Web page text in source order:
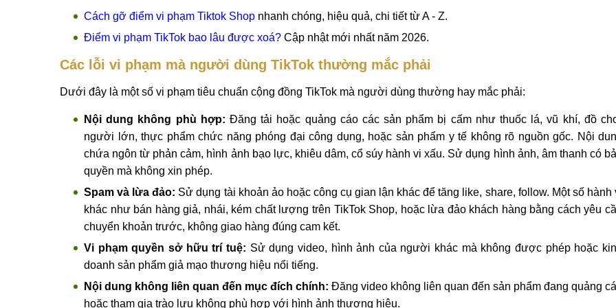
Cách gỡ điểm vi phạm Tiktok Shop nhanh chóng, hiệu quả, chi tiết từ A - Z.
Điểm vi phạm TikTok bao lâu được xoá? Cập nhật mới nhất năm 2026.
Các lỗi vi phạm mà người dùng TikTok thường mắc phải
Dưới đây là một số vi phạm tiêu chuẩn cộng đồng TikTok mà người dùng thường hay mắc phải:
Nội dung không phù hợp: Đăng tải hoặc quảng cáo các sản phẩm bị cấm như thuốc lá, vũ khí, đồ
người lớn, thực phẩm chức năng phóng đại công dụng, hoặc sản phẩm y tế không rõ nguồn gốc. Nội
chứa ngôn từ phản cảm, hình ảnh bạo lực, khiêu dâm, cổ súy hành vi xấu. Sử dụng hình ảnh, âm thanh có
quyền mà không xin phép.
Spam và lừa đảo: Sử dụng tài khoản ảo hoặc công cụ gian lận khác để tăng like, share, follow. Một số hành
khác như bán hàng giả, nhái, kém chất lượng trên TikTok Shop, hoặc lừa đảo khách hàng bằng cách yêu
chuyển khoản trước, không giao hàng đúng cam kết.
Vi phạm quyền sở hữu trí tuệ: Sử dụng video, hình ảnh của người khác mà không được phép hoặc
doanh sản phẩm giả mạo thương hiệu nổi tiếng.
Nội dung không liên quan đến mục đích chính: Đăng video không liên quan đến sản phẩm đang quảng
hoặc tham gia trào lưu không phù hợp với hình ảnh thương hiệu.